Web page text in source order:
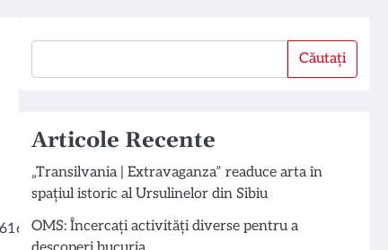
Căutați
Articole Recente
„Transilvania | Extravaganza” readuce arta în
spațiul istoric al Ursulinelor din Sibiu
OMS: Încercați activități diverse pentru a